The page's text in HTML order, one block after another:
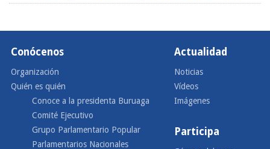
Conócenos
Organización
Quién es quién
Conoce a la presidenta Buruaga
Comité Ejecutivo
Grupo Parlamentario Popular
Parlamentarios Nacionales
Actualidad
Noticias
Vídeos
Imágenes
Participa